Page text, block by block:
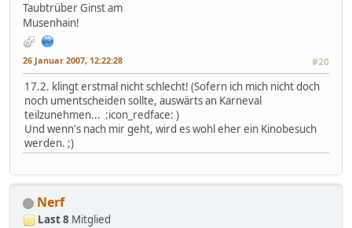
Taubtrüber Ginst am
Musenhain!
26 Januar 2007, 12:22:28 #20
17.2. klingt erstmal nicht schlecht! (Sofern ich mich nicht doch
noch umentscheiden sollte, auswärts an Karneval
teilzunehmen... :icon_redface: )
Und wenn's nach mir geht, wird es wohl eher ein Kinobesuch
werden. ;)
Nerf
Last 8 Mitglied